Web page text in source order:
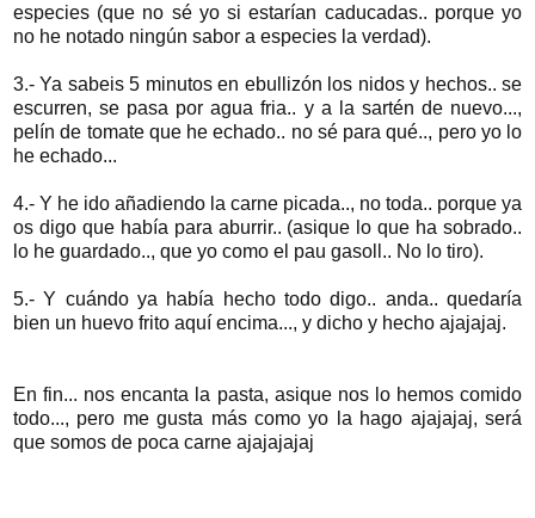
especies (que no sé yo si estarían caducadas.. porque yo
no he notado ningún sabor a especies la verdad).
3.- Ya sabeis 5 minutos en ebullizón los nidos y hechos.. se
escurren, se pasa por agua fria.. y a la sartén de nuevo...,
pelín de tomate que he echado.. no sé para qué.., pero yo lo
he echado...
4.- Y he ido añadiendo la carne picada.., no toda.. porque ya
os digo que había para aburrir.. (asique lo que ha sobrado..
lo he guardado.., que yo como el pau gasoll.. No lo tiro).
5.- Y cuándo ya había hecho todo digo.. anda.. quedaría
bien un huevo frito aquí encima..., y dicho y hecho ajajajaj.
En fin... nos encanta la pasta, asique nos lo hemos comido
todo..., pero me gusta más como yo la hago ajajajaj, será
que somos de poca carne ajajajajaj